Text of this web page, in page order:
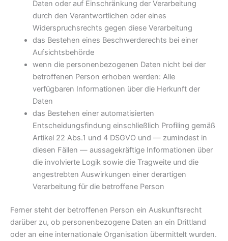
Daten oder auf Einschränkung der Verarbeitung
durch den Verantwortlichen oder eines
Widerspruchsrechts gegen diese Verarbeitung
das Bestehen eines Beschwerderechts bei einer
Aufsichtsbehörde
wenn die personenbezogenen Daten nicht bei der
betroffenen Person erhoben werden: Alle
verfügbaren Informationen über die Herkunft der
Daten
das Bestehen einer automatisierten
Entscheidungsfindung einschließlich Profiling gemäß
Artikel 22 Abs.1 und 4 DSGVO und — zumindest in
diesen Fällen — aussagekräftige Informationen über
die involvierte Logik sowie die Tragweite und die
angestrebten Auswirkungen einer derartigen
Verarbeitung für die betroffene Person
Ferner steht der betroffenen Person ein Auskunftsrecht
darüber zu, ob personenbezogene Daten an ein Drittland
oder an eine internationale Organisation übermittelt wurden.